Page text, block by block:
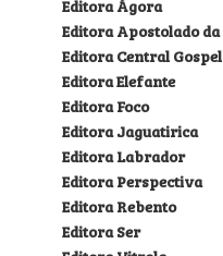
Editora Ágora
Editora Apostolado
Editora Central Gospel
Editora Elefante
Editora Foco
Editora Jaguatirica
Editora Labrador
Editora Perspectiva
Editora Rebento
Editora Ser